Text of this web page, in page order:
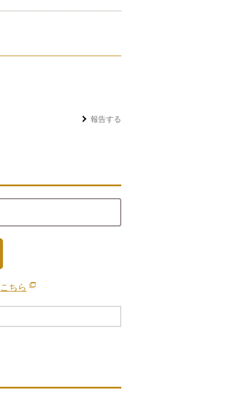
報告する
こちら 別のウィンドウで開きます。